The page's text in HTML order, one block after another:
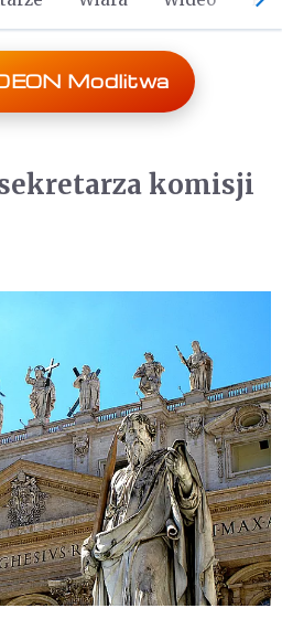
Modlitwa
komisji